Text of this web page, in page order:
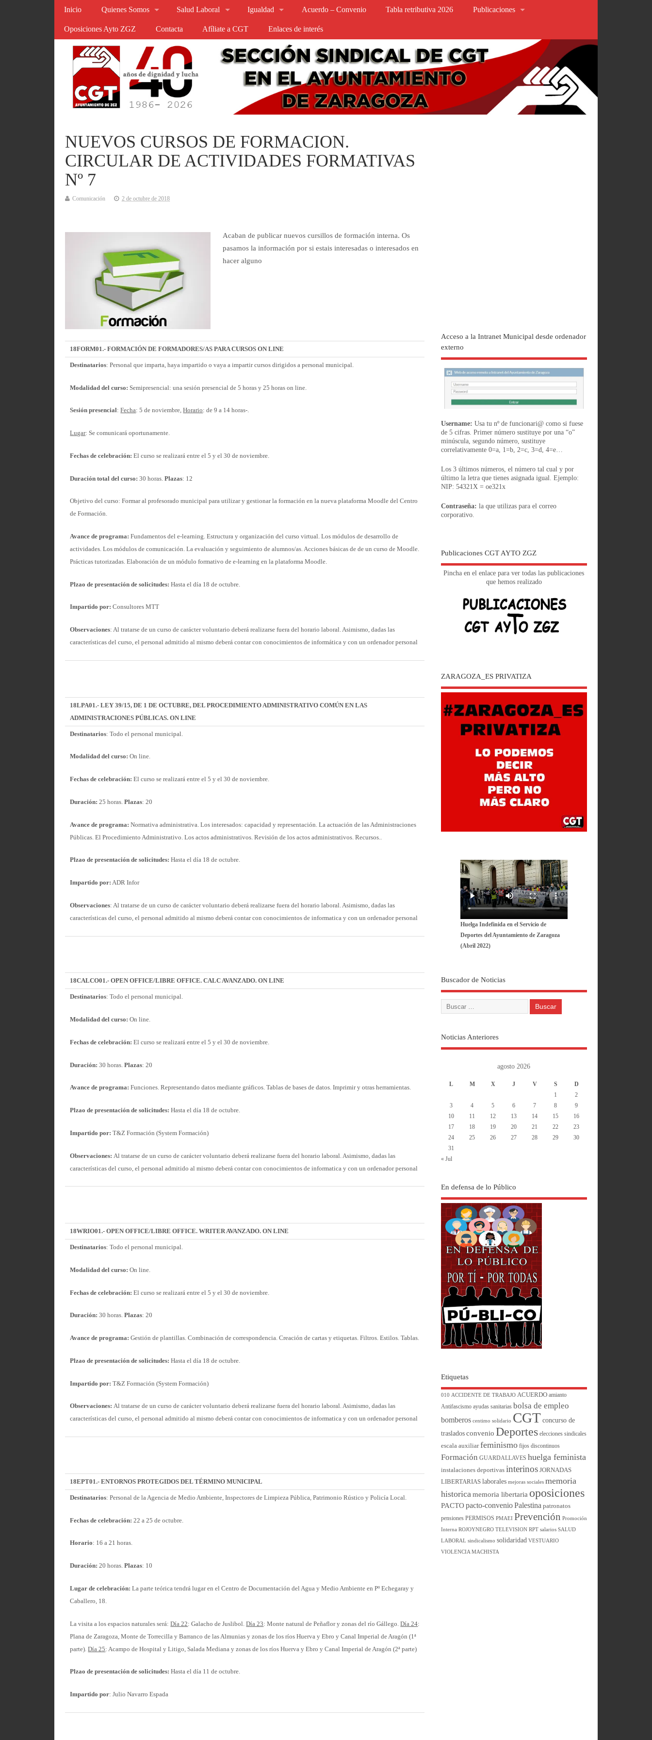
Inicio Quienes Somos Salud Laboral Igualdad Acuerdo – Convenio Tabla retributiva 2026 Publicaciones
Oposiciones Ayto ZGZ Contacta Afíliate a CGT Enlaces de interés
NUEVOS CURSOS DE FORMACION.
CIRCULAR DE ACTIVIDADES FORMATIVAS
Nº 7
Comunicación 2 de octubre de 2018
Acaban de publicar nuevos cursillos de formación interna. Os
pasamos la información por si estais interesadas o interesados en
hacer alguno
18FORM01.- FORMACIÓN DE FORMADORES/AS PARA CURSOS ON LINE
Destinatarios: Personal que imparta, haya impartido o vaya a impartir cursos dirigidos a personal municipal.
Modalidad del curso: Semipresencial: una sesión presencial de 5 horas y 25 horas on line.
Sesión presencial:Fecha: 5 de noviembre,Horario: de 9 a 14 horas-.
Lugar: Se comunicará oportunamente.
Fechas de celebración: El curso se realizará entre el 5 y el 30 de noviembre.
Duración total del curso: 30 horas.Plazas: 12
Objetivo del curso: Formar al profesorado municipal para utilizar y gestionar la formación en la nueva plataforma Moodle del Centro
de Formación.
Avance de programa:Fundamentos del e-learning. Estructura y organización del curso virtual. Los módulos de desarrollo de
actividades. Los módulos de comunicación. La evaluación y seguimiento de alumnos/as. Acciones básicas de de un curso de Moodle.
Prácticas tutorizadas. Elaboración de un módulo formativo de e-learning en la plataforma Moodle.
Plzao de presentación de solicitudes: Hasta el día 18 de octubre.
Impartido por: Consultores MTT
Observaciones: Al tratarse de un curso de carácter voluntario deberá realizarse fuera del horario laboral. Asimismo, dadas las
características del curso, el personal admitido al mismo deberá contar con conocimientos de informática y con un ordenador personal
18LPA01.- LEY 39/15, DE 1 DE OCTUBRE, DEL PROCEDIMIENTO ADMINISTRATIVO COMÚN EN LAS
ADMINISTRACIONES PÚBLICAS. ON LINE
Destinatarios: Todo el personal municipal.
Modalidad del curso: On line.
Fechas de celebración: El curso se realizará entre el 5 y el 30 de noviembre.
Duración: 25 horas.Plazas: 20
Avance de programa:Normativa administrativa. Los interesados: capacidad y representación. La actuación de las Administraciones
Públicas. El Procedimiento Administrativo. Los actos administrativos. Revisión de los actos administrativos. Recursos..
Plzao de presentación de solicitudes: Hasta el día 18 de octubre.
Impartido por: ADR Infor
Observaciones: Al tratarse de un curso de carácter voluntario deberá realizarse fuera del horario laboral. Asimismo, dadas las
características del curso, el personal admitido al mismo deberá contar con conocimientos de informatica y con un ordenador personal
18CALCO01.- OPEN OFFICE/LIBRE OFFICE.CALC AVANZADO. ON LINE
Destinatarios: Todo el personal municipal.
Modalidad del curso: On line.
Fechas de celebración: El curso se realizará entre el 5 y el 30 de noviembre.
Duración: 30 horas.Plazas: 20
Avance de programa:Funciones. Representando datos mediante gráficos. Tablas de bases de datos. Imprimir y otras herramientas.
Plzao de presentación de solicitudes: Hasta el día 18 de octubre.
Impartido por: T&Z Formación (System Formación)
Observaciones: Al tratarse de un curso de carácter voluntario deberá realizarse fuera del horario laboral. Asimismo, dadas las
características del curso, el personal admitido al mismo deberá contar con conocimientos de informatica y con un ordenador personal
18WRIO01.- OPEN OFFICE/LIBRE OFFICE.WRITER AVANZADO. ON LINE
Destinatarios: Todo el personal municipal.
Modalidad del curso: On line.
Fechas de celebración: El curso se realizará entre el 5 y el 30 de noviembre.
Duración: 30 horas.Plazas: 20
Avance de programa:Gestión de plantillas. Combinación de correspondencia. Creación de cartas y etiquetas. Filtros. Estilos. Tablas.
Plzao de presentación de solicitudes: Hasta el día 18 de octubre.
Impartido por: T&Z Formación (System Formación)
Observaciones:Al tratarse de un curso de carácter voluntario deberá realizarse fuera del horario laboral. Asimismo, dadas las
características del curso, el personal admitido al mismo deberá contar con conocimientos de informatica y con un ordenador personal
18EPT01.- ENTORNOS PROTEGIDOS DEL TÉRMINO MUNICIPAL
Destinatarios: Personal de la Agencia de Medio Ambiente, Inspectores de Limpieza Pública, Patrimonio Rústico y Policía Local.
Fechas de celebración: 22 a 25 de octubre.
Horario: 16 a 21 horas.
Duración: 20 horas.Plazas: 10
Lugar de celebración:La parte teórica tendrá lugar en el Centro de Documentación del Agua y Medio Ambiente en Pº Echegaray y
Caballero, 18.
La visita a los espacios naturales será:Día 22: Galacho de Juslibol.Día 23: Monte natural de Peñaflor y zonas del río Gállego.Día 24:
Plana de Zaragoza, Monte de Torrecilla y Barranco de las Almunias y zonas de los ríos Huerva y Ebro y Canal Imperial de Aragón (1ª
parte).Día 25: Acampo de Hospital y Litigo, Salada Mediana y zonas de los ríos Huerva y Ebro y Canal Imperial de Aragón (2ª parte)
Plzao de presentación de solicitudes: Hasta el día 11 de octubre.
Impartido por: Julio Navarro Espada
Acceso a la Intranet Municipal desde ordenador
externo
Username: Usa tu nº de funcionari@ como si fuese
de 5 cifras. Primer número sustituye por una “o”
minúscula, segundo número, sustituye
correlativamente 0=a, 1=b, 2=c, 3=d, 4=e…
Los 3 últimos números, el número tal cual y por
último la letra que tienes asignada igual. Ejemplo:
NIP: 54321X = oe321x
Contraseña: la que utilizas para el correo
corporativo.
Publicaciones CGT AYTO ZGZ
Pincha en el enlace para ver todas las publicaciones
que hemos realizado
ZARAGOZA_ES PRIVATIZA
Huelga Indefinida en el Servicio de
Deportes del Ayuntamiento de Zaragoza
(Abril 2022)
Buscador de Noticias
Noticias Anteriores
agosto 2026
L M X J V S
D
1
2
3
4 5 6 7 8
9
10
11 12 13 14 15
16
17
18 19 20 21 22
23
24
25 26 27 28 29
30
31
« Jul
En defensa de lo Público
Etiquetas
010 ACCIDENTE DE TRABAJO ACUERDO amianto
Antifascismo ayudas sanitarias bolsa de empleo
bomberos centimo solidario CGT concurso de
traslados convenio Deportes elecciones sindicales
escala auxiliar feminismo fijos discontinuos
Formación GUARDALLAVES huelga feminista
instalaciones deportivas interinos JORNADAS
LIBERTARIAS laborales mejoras sociales memoria
historica memoria libertaria oposiciones
PACTO pacto-convenio Palestina patronatos
pensiones PERMISOS PMAEI Prevención Promoción
Interna ROJOYNEGRO TELEVISION RPT salarios SALUD
LABORAL sindicalismo solidaridad VESTUARIO
VIOLENCIA MACHISTA